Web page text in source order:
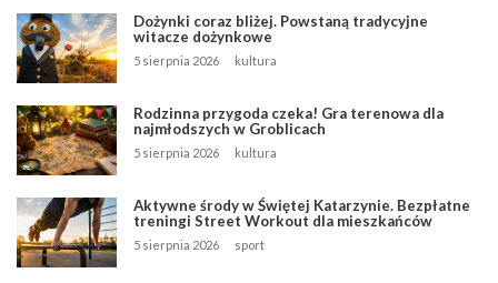
Dożynki coraz bliżej. Powstaną tradycyjne
witacze dożynkowe
5 sierpnia 2026 kultura
Rodzinna przygoda czeka! Gra terenowa dla
najmłodszych w Groblicach
5 sierpnia 2026 kultura
Aktywne środy w Świętej Katarzynie. Bezpłatne
treningi Street Workout dla mieszkańców
5 sierpnia 2026 sport